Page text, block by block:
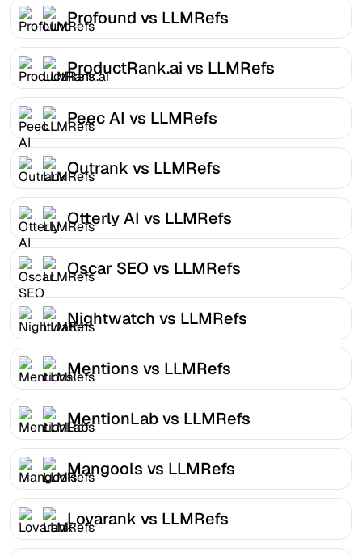
Profound vs LLMRefs
ProductRank.ai vs LLMRefs
Peec AI vs LLMRefs
Outrank vs LLMRefs
Otterly AI vs LLMRefs
Oscar SEO vs LLMRefs
Nightwatch vs LLMRefs
Mentions vs LLMRefs
MentionLab vs LLMRefs
Mangools vs LLMRefs
Lovarank vs LLMRefs